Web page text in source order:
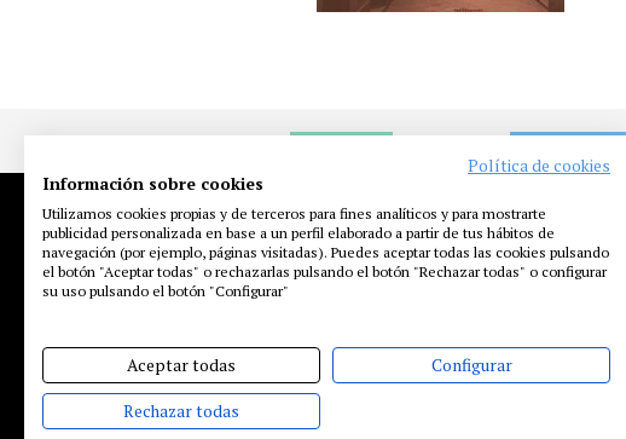
NOTICIAS
LA
P.
Política de cookies
Información sobre cookies
Utilizamos cookies propias y de terceros para fines analíticos y para mostrarte
publicidad personalizada en base a un perfil elaborado a partir de tus hábitos de
navegación (por ejemplo, páginas visitadas). Puedes aceptar todas las cookies pulsando
el botón "Aceptar todas" o rechazarlas pulsando el botón "Rechazar todas" o configurar
su uso pulsando el botón "Configurar"
Aceptar todas Configurar
Rechazar todas